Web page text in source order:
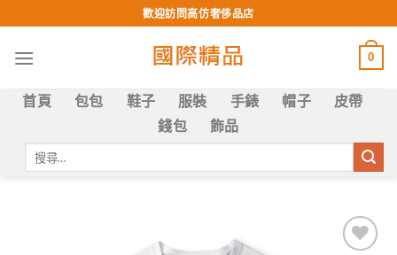
to
content
歡迎訪問高仿奢侈品店
0
首頁 包包 鞋子 服裝 手錶 帽子
皮帶
錢包
飾品